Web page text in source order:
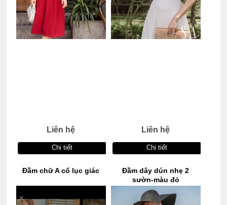
Liên hệ
Chi tiết
Liên hệ
Chi tiết
Đầm chữ A cổ lục giác
Đầm dây dún nhẹ 2
sườn-màu đỏ